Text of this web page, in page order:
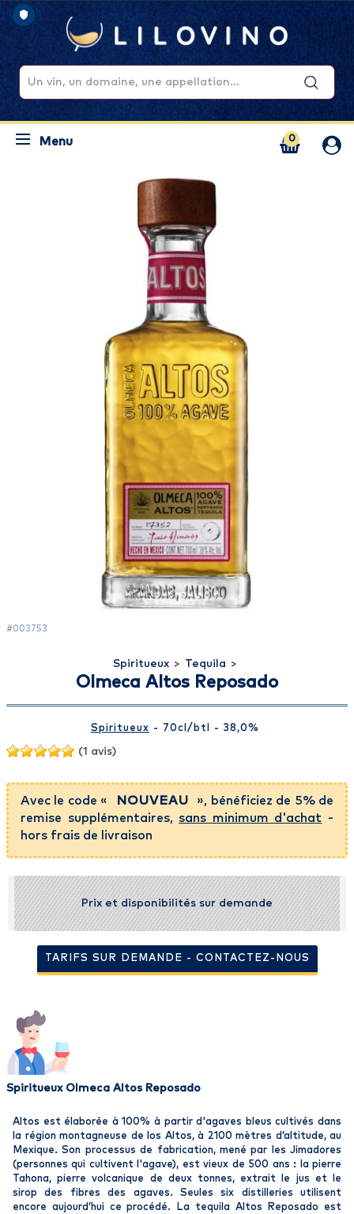
0
Menu
#003753
Spiritueux > Tequila >
Olmeca Altos Reposado
Spiritueux - 70cl /btl - 38,0%
(1 avis)
Avec le code « NOUVEAU
», bénéficiez de 5% de
remise supplémentaires,sans minimum d'achat -
hors frais de livraison
Prix et disponibilités sur demande
TARIFS SUR DEMANDE - CONTACTEZ-NOUS
Spiritueux Olmeca Altos Reposado
Altos est élaborée à 100% à partir d'agaves bleus cultivés dans
la région montagneuse de los Altos, à 2100 mètres d’altitude, au
Mexique. Son processus de fabrication, mené par les Jimadores
(personnes qui cultivent l'agave), est vieux de 500 ans : la pierre
Tahona, pierre volcanique de deux tonnes, extrait le jus et le
sirop des fibres des agaves. Seules six distilleries utilisent
encore aujourd’hui ce procédé. La tequila Altos Reposado est